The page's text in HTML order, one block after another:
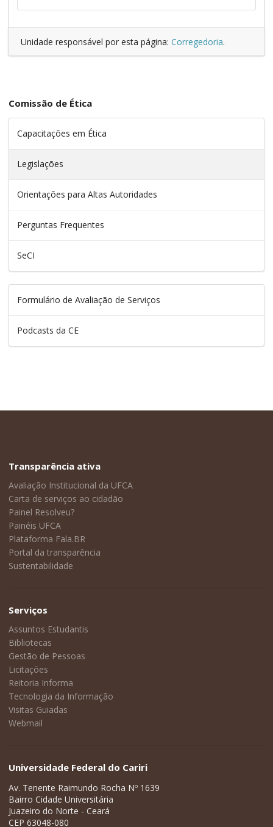
Unidade responsável por esta página: Corregedoria.
Comissão de Ética
Capacitações em Ética
Legislações
Orientações para Altas Autoridades
Perguntas Frequentes
SeCI
Formulário de Avaliação de Serviços
Podcasts da CE
Transparência ativa
Avaliação Institucional da UFCA
Carta de serviços ao cidadão
Painel Resolveu?
Painéis UFCA
Plataforma Fala.BR
Portal da transparência
Sustentabilidade
Serviços
Assuntos Estudantis
Bibliotecas
Gestão de Pessoas
Licitações
Reitoria Informa
Tecnologia da Informação
Visitas Guiadas
Webmail
Universidade Federal do Cariri
Av. Tenente Raimundo Rocha Nº 1639
Bairro Cidade Universitária
Juazeiro do Norte - Ceará
CEP 63048-080